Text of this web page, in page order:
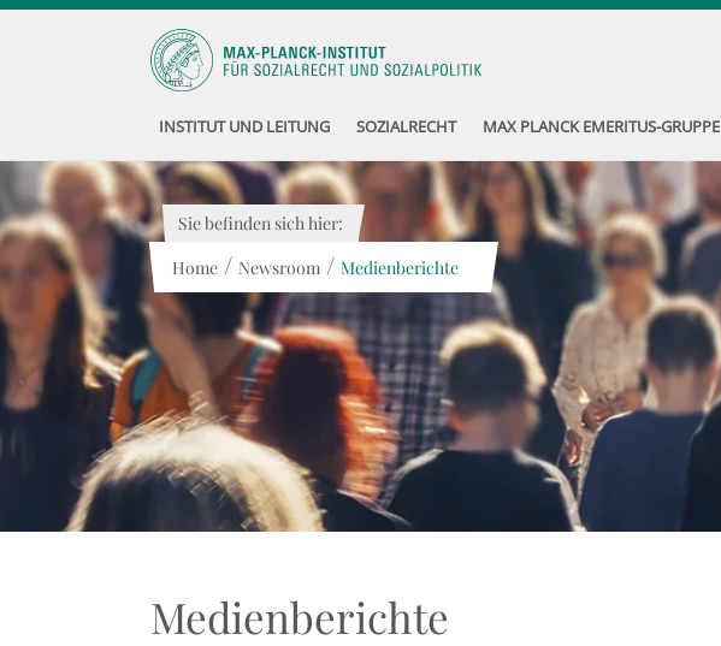
INSTITUT UND LEITUNG SOZIALRECHT MAX PLANCK EMERITUS-GRUPPE
Sie befinden sich hier:
Home / Newsroom / Medienberichte
Medienberichte